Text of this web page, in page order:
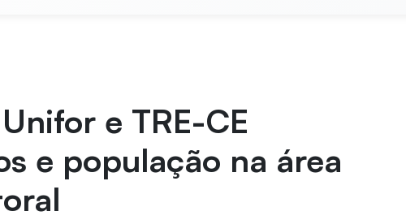
e TRE-CE
e população na área